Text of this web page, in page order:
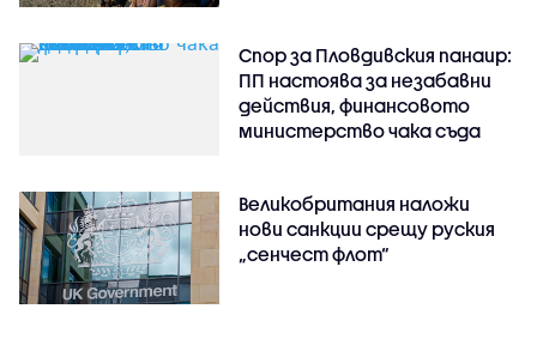
Спор за Пловдивския панаир:
ПП настоява за незабавни
действия, финансовото
министерство чака съда
Великобритания наложи
нови санкции срещу руския
„сенчест флот“